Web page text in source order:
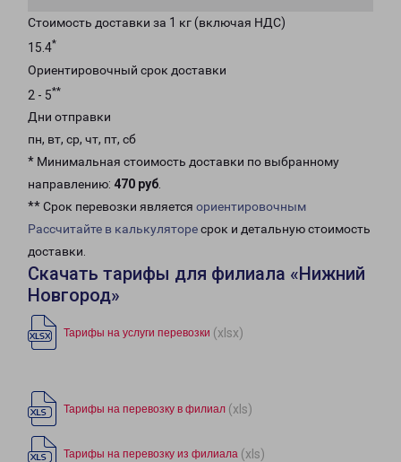
Стоимость доставки за 1 кг (включая НДС)
15.4*
Ориентировочный срок доставки
2 - 5**
Дни отправки
пн, вт, ср, чт, пт, сб
* Минимальная стоимость доставки по выбранному
направлению: 470 руб.
** Срок перевозки является ориентировочным
Рассчитайте в калькуляторесрок и детальную стоимость
доставки.
Скачать тарифы для филиала «Нижний
Новгород»
Тарифы на услуги перевозки (xlsx)
Тарифы на перевозку в филиал (xls)
Тарифы на перевозку из филиала (xls)